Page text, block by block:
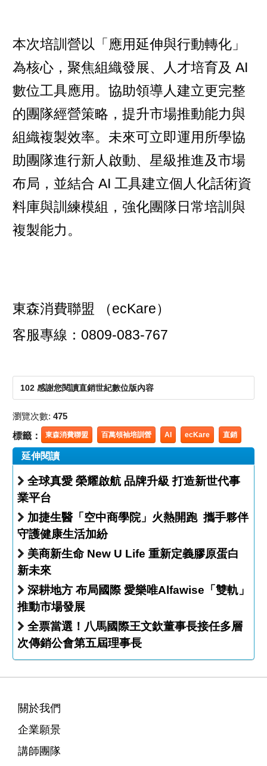
本次培訓營以「應用延伸與行動轉化」
為核心，聚焦組織發展、人才培育及 AI
數位工具應用。協助領導人建立更完整
的團隊經營策略，提升市場推動能力與
組織複製效率。未來可立即運用所學協
助團隊進行新人啟動、星級推進及市場
布局，並結合 AI 工具建立個人化話術資
料庫與訓練模組，強化團隊日常培訓與
複製能力。
東森消費聯盟 （ecKare）
客服專線：0809-083-767
102 感謝您閱讀直銷世紀數位版內容
瀏覽次數: 475
標籤： 東森消費聯盟 百萬領袖培訓營 AI ecKare 直銷
延伸閱讀
全球真愛 榮耀啟航 品牌升級 打造新世代事
業平台
加捷生醫「空中商學院」火熱開跑 攜手夥伴
守護健康生活加紛
美商新生命 New U Life 重新定義膠原蛋白
新未來
深耕地方 布局國際 愛樂唯Alfawise「雙軌」
推動市場發展
全票當選！八馬國際王文欽董事長接任多層
次傳銷公會第五屆理事長
關於我們
企業願景
講師團隊